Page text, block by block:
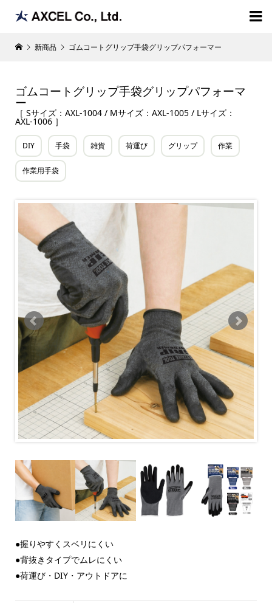

新商品 ゴムコートグリップ手袋グリップパフォーマー
ゴムコートグリップ手袋グリップパフォーマ
ー
［ Sサイズ：AXL-1004 / Mサイズ：AXL-1005 / Lサイズ：
AXL-1006 ］
DIY 手袋 雑貨 荷運び グリップ 作業
作業用手袋
●握りやすくスベリにくい
●背抜きタイプでムレにくい
●荷運び・DIY・アウトドアに